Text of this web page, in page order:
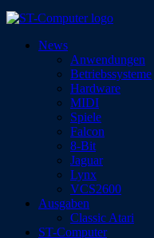
ST-Computer
Das Magazin für Atari-
News
Anwendungen
Betriebssysteme
Hardware
MIDI
Spiele
Falcon
8-Bit
Jaguar
Lynx
VCS2600
Ausgaben
Classic Atari
ST-Computer